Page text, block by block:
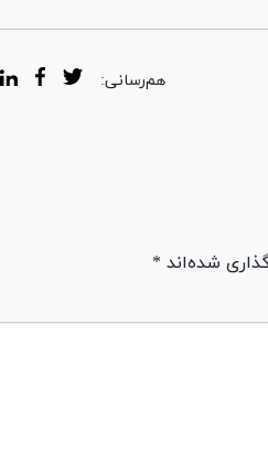
هم‌رسانی:
شده‌اند *